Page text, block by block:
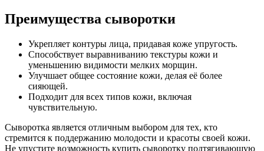
Преимущества сыворотки
Укрепляет контуры лица, придавая коже упругость.
Способствует выравниванию текстуры кожи и
уменьшению видимости мелких морщин.
Улучшает общее состояние кожи, делая её более
сияющей.
Подходит для всех типов кожи, включая
чувствительную.
Сыворотка является отличным выбором для тех, кто
стремится к поддержанию молодости и красоты своей кожи.
Не упустите возможность купить сыворотку подтягивающую